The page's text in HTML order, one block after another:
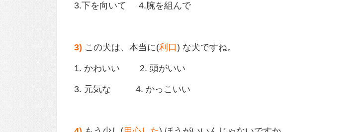
3.下を向いて 4.腕を組んで
3) この犬は、本当に(利口) な犬ですね。
1. かわいい 2. 頭がいい
3. 元気な 4. かっこいい